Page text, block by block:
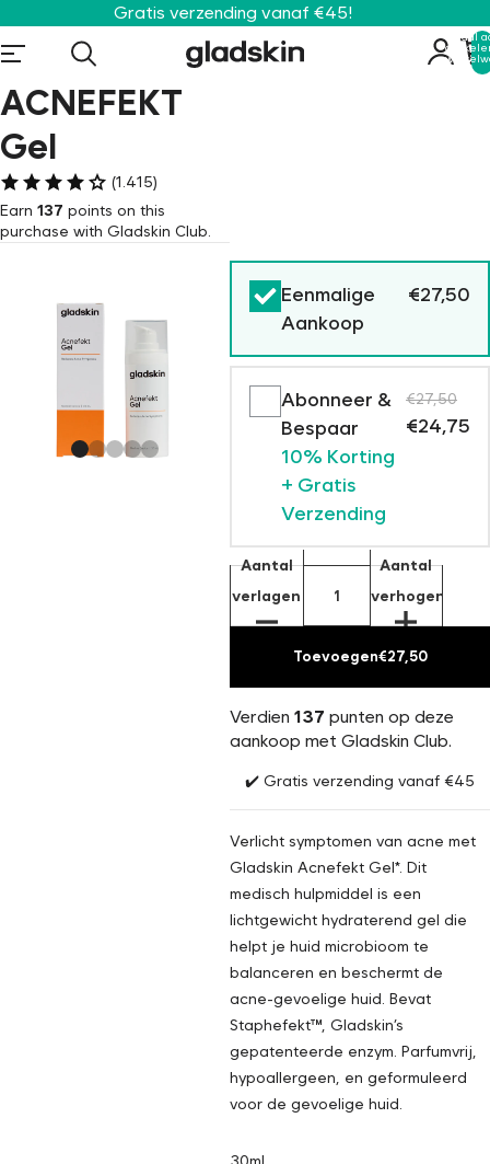
Gratis verzending vanaf €45!
Totaal
ACNEFEKT
Gel
(1.415)
Earn 137 points on this
purchase with Gladskin Club.
Eenmalige
Aankoop
€27,50
Abonneer &
Bespaar
10% Korting
+ Gratis
Verzending
€27,50
€24,75
Aantal
verlagen
Aantal
verhogen
Toevoegen€27,50
Verdien 137 punten op deze
aankoop met Gladskin Club.
✔️ Gratis verzending vanaf €45
Verlicht symptomen van acne met
Gladskin Acnefekt Gel*. Dit
medisch hulpmiddel is een
lichtgewicht hydraterend gel die
helpt je huid microbioom te
balanceren en beschermt de
acne-gevoelige huid. Bevat
Staphefekt™, Gladskin’s
gepatenteerde enzym. Parfumvrij,
hypoallergeen, en geformuleerd
voor de gevoelige huid.